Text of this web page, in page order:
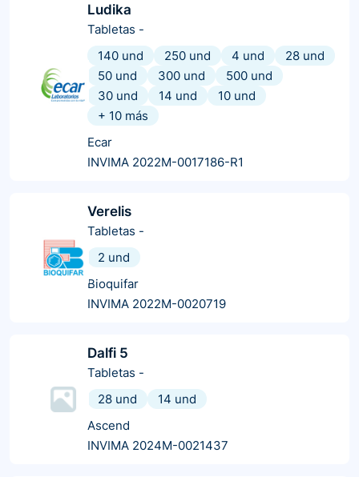
Ludika
Tabletas -
140 und
250 und 4 und
28 und
50 und
300 und
500 und
30 und
14 und
10 und
+ 10 más
Ecar
INVIMA 2022M-0017186-R1
Verelis
Tabletas -
2 und
Bioquifar
INVIMA 2022M-0020719
Dalfi 5
Tabletas -
28 und
14 und
Ascend
INVIMA 2024M-0021437